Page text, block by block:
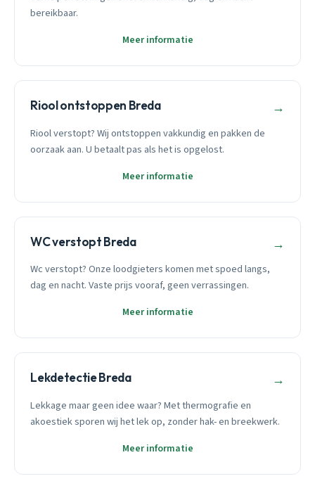
bereikbaar.
Meer informatie
Riool ontstoppen Breda →
Riool verstopt? Wij ontstoppen vakkundig en pakken de
oorzaak aan. U betaalt pas als het is opgelost.
Meer informatie
WC verstopt Breda →
Wc verstopt? Onze loodgieters komen met spoed langs,
dag en nacht. Vaste prijs vooraf, geen verrassingen.
Meer informatie
Lekdetectie Breda →
Lekkage maar geen idee waar? Met thermografie en
akoestiek sporen wij het lek op, zonder hak- en breekwerk.
Meer informatie